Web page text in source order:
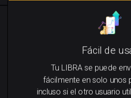
Fácil de
Tu LIBRA se puede
fácilmente en solo unos
incluso si el otro usuario